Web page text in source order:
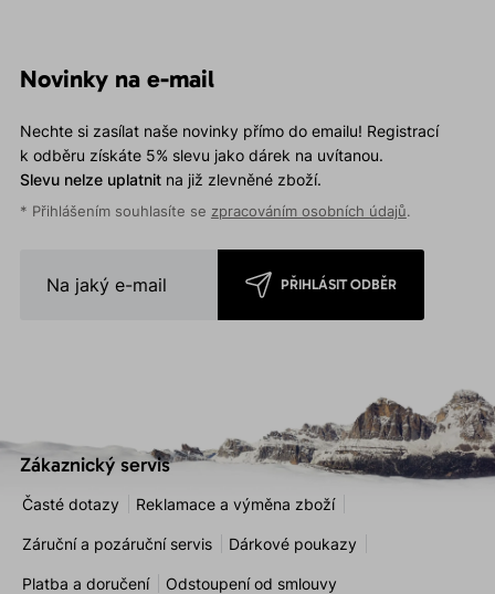
Novinky na e-mail
Nechte si zasílat naše novinky přímo do emailu! Registrací
k odběru získáte 5% slevu jako dárek na uvítanou.
Slevu nelze uplatnitna již zlevněné zboží.
* Přihlášením souhlasíte se zpracováním osobních údajů.
PŘIHLÁSIT ODBĚR
Zákaznický servis
Časté dotazy Reklamace a výměna zboží
Záruční a pozáruční servis Dárkové poukazy
Platba a doručení Odstoupení od smlouvy